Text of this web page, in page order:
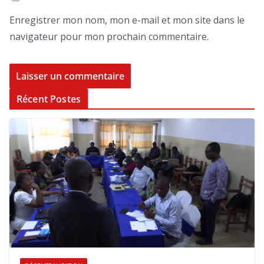
Enregistrer mon nom, mon e-mail et mon site dans le
navigateur pour mon prochain commentaire.
Récent Postes